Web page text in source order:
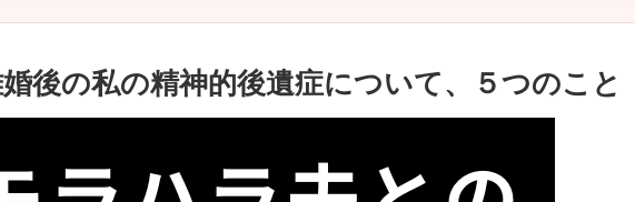
後の私の精神的後遺症について、５つのこと